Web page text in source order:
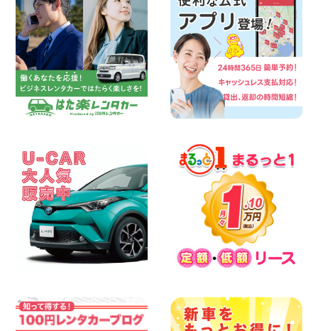
お盆シーズン空きあり!!100円レンタカー
兵庫駅前店はミニバンも安い!! 兵庫県 兵
庫駅前店
100円レンタカー 兵庫駅前
2026年08月08日
人気の『 軽 トラック 』 ご予約はお早め
に♪ 広島県 ベイシティ宇品店
100円レンタカー ベイシティ宇品
2026年08月08日
100円レンタカー 四日市インター
2026年08月08日
横浜弥生台店限定!!夏季特別キャンペーン
のお知らせ!! 神奈川県 横浜弥生台店
100円レンタカー 横浜弥生台
2026年08月08日
2026三河安城店お盆休みご連絡 愛知県
三河安城店
100円レンタカー 三河安城
2026年08月08日
戸店
100円レンタカー 杉戸
2026年08月07日